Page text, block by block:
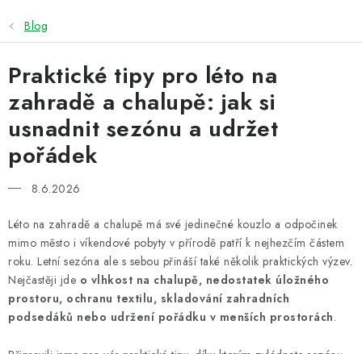
Blog
Praktické tipy pro léto na
zahradě a chalupě: jak si
usnadnit sezónu a udržet
pořádek
8.6.2026
Léto na zahradě a chalupě má své jedinečné kouzlo a odpočinek
mimo město i víkendové pobyty v přírodě patří k nejhezčím částem
roku. Letní sezóna ale s sebou přináší také několik praktických výzev.
Nejčastěji jde o vlhkost na chalupě, nedostatek úložného
prostoru, ochranu textilu, skladování zahradních
podsedáků nebo udržení pořádku v menších prostorách.